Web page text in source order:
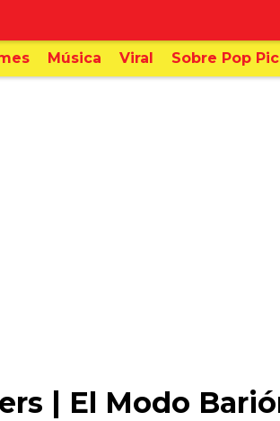
Música Viral Sobre Pop
| El Modo